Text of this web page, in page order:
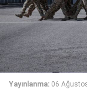
Yayınlanma: 06